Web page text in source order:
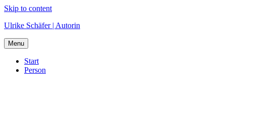
Skip to content
Ulrike Schäfer | Autorin
Menu
Start
Person